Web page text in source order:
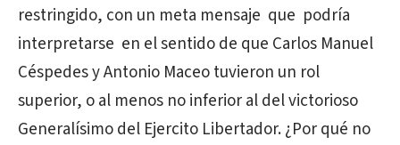
restringido, con un meta mensaje que podría
interpretarse en el sentido de que Carlos Manuel
Céspedes y Antonio Maceo tuvieron un rol
superior, o al menos no inferior al del victorioso
Generalísimo del Ejercito Libertador. ¿Por qué no